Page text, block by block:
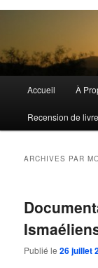
principal
Accueil À
Recension de
ARCHIVES PAR
Publié le26 juillet